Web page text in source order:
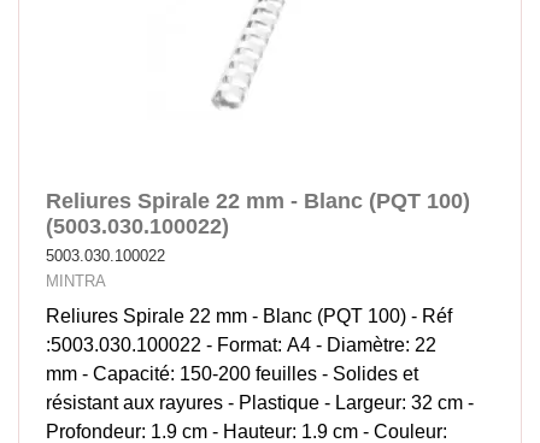
Reliures Spirale 22 mm - Blanc (PQT 100)
(5003.030.100022)
5003.030.100022
MINTRA
Reliures Spirale 22 mm - Blanc (PQT 100) - Réf
:5003.030.100022 - Format: A4 - Diamètre: 22
mm - Capacité: 150-200 feuilles - Solides et
résistant aux rayures - Plastique - Largeur: 32 cm -
Profondeur: 1.9 cm - Hauteur: 1.9 cm - Couleur: